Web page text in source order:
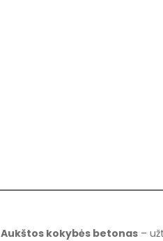
Aukštos kokybės betonas –